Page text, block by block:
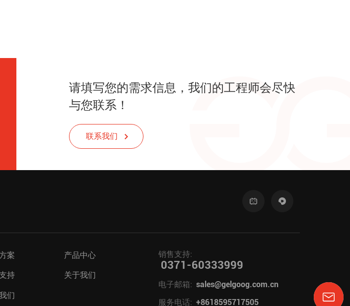
请填写您的需求信息，我们的工程师会尽快
与您联系！
联系我们
案 产品中心
持 关于我们
们
销售支持:
0371-60333999
电子邮箱: sales@gelgoog.com.cn
服务电话: +8618595717505